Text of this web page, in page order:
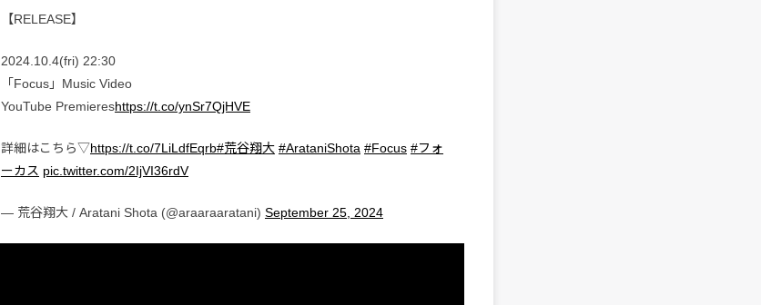
【RELEASE】
2024.10.4(fri) 22:30
「Focus」Music Video
YouTube Premiereshttps://t.co/ynSr7QjHVE
詳細はこちら▽https://t.co/7LiLdfEqrb#荒谷翔大 #ArataniShota #Focus #フォ
ーカス pic.twitter.com/2IjVI36rdV
— 荒谷翔大 / Aratani Shota (@araaraaratani) September 25, 2024